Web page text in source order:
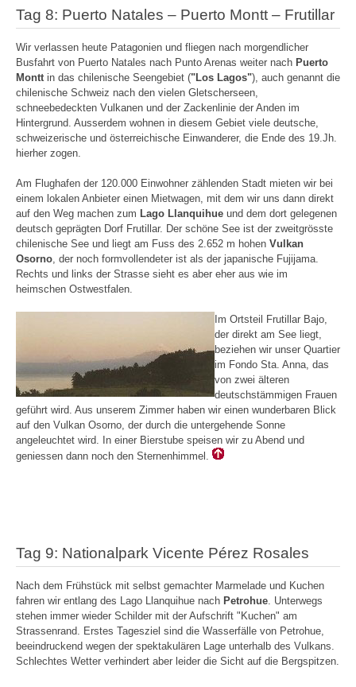
Tag 8: Puerto Natales – Puerto Montt – Frutillar
Wir verlassen heute Patagonien und fliegen nach morgendlicher
Busfahrt von Puerto Natales nach Punto Arenas weiter nach Puerto
Monttin das chilenische Seengebiet ("Los Lagos"), auch genannt die
chilenische Schweiz nach den vielen Gletscherseen,
schneebedeckten Vulkanen und der Zackenlinie der Anden im
Hintergrund. Ausserdem wohnen in diesem Gebiet viele deutsche,
schweizerische und österreichische Einwanderer, die Ende des 19.Jh.
hierher zogen.
Am Flughafen der 120.000 Einwohner zählenden Stadt mieten wir bei
einem lokalen Anbieter einen Mietwagen, mit dem wir uns dann direkt
auf den Weg machen zum Lago Llanquihue und dem dort gelegenen
deutsch geprägten Dorf Frutillar. Der schöne See ist der zweitgrösste
chilenische See und liegt am Fuss des 2.652 m hohen Vulkan
Osorno, der noch formvollendeter ist als der japanische Fujijama.
Rechts und links der Strasse sieht es aber eher aus wie im
heimschen Ostwestfalen.
Im Ortsteil Frutillar Bajo,
der direkt am See liegt,
beziehen wir unser Quartier
im Fondo Sta. Anna, das
von zwei älteren
deutschstämmigen Frauen
geführt wird. Aus unserem Zimmer haben wir einen wunderbaren Blick
auf den Vulkan Osorno, der durch die untergehende Sonne
angeleuchtet wird. In einer Bierstube speisen wir zu Abend und
geniessen dann noch den Sternenhimmel.
Tag 9: Nationalpark Vicente Pérez Rosales
Nach dem Frühstück mit selbst gemachter Marmelade und Kuchen
fahren wir entlang des Lago Llanquihue nach Petrohue. Unterwegs
stehen immer wieder Schilder mit der Aufschrift "Kuchen" am
Strassenrand. Erstes Tagesziel sind die Wasserfälle von Petrohue,
beeindruckend wegen der spektakulären Lage unterhalb des Vulkans.
Schlechtes Wetter verhindert aber leider die Sicht auf die Bergspitzen.